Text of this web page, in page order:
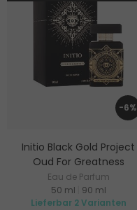
-6%
Initio Black Gold Project
Oud For Greatness
Eau de Parfum
50 ml
90 ml
Lieferbar 2 Varianten